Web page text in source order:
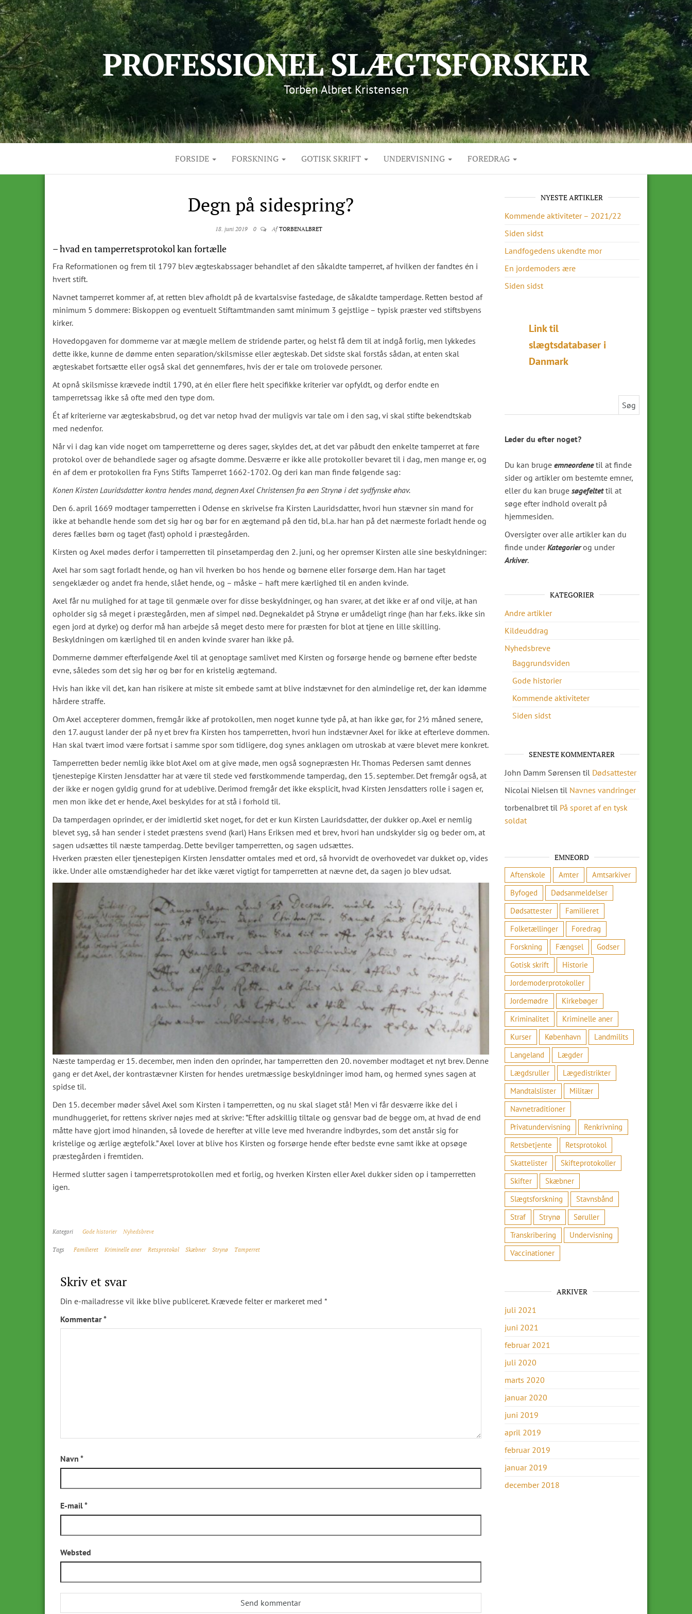
PROFESSIONEL SLÆGTSFORSKER
Torben Albret Kristensen
FORSIDE FORSKNING GOTISK SKRIFT UNDERVISNING FOREDRAG
Degn på sidespring?
18. juni 2019 0 Af TORBENALBRET
– hvad en tamperretsprotokol kan fortælle
Fra Reformationen og frem til 1797 blev ægteskabssager behandlet af den såkaldte tamperret, af hvilken der fandtes én i
hvert stift.
Navnet tamperret kommer af, at retten blev afholdt på de kvartalsvise fastedage, de såkaldte tamperdage. Retten bestod af
minimum 5 dommere: Biskoppen og eventuelt Stiftamtmanden samt minimum 3 gejstlige – typisk præster ved stiftsbyens
kirker.
Hovedopgaven for dommerne var at mægle mellem de stridende parter, og helst få dem til at indgå forlig, men lykkedes
dette ikke, kunne de dømme enten separation/skilsmisse eller ægteskab. Det sidste skal forstås sådan, at enten skal
ægteskabet fortsætte eller også skal det gennemføres, hvis der er tale om trolovede personer.
At opnå skilsmisse krævede indtil 1790, at én eller flere helt specifikke kriterier var opfyldt, og derfor endte en
tamperretssag ikke så ofte med den type dom.
Ét af kriterierne var ægteskabsbrud, og det var netop hvad der muligvis var tale om i den sag, vi skal stifte bekendtskab
med nedenfor.
Når vi i dag kan vide noget om tamperretterne og deres sager, skyldes det, at det var påbudt den enkelte tamperret at føre
protokol over de behandlede sager og afsagte domme. Desværre er ikke alle protokoller bevaret til i dag, men mange er, og
én af dem er protokollen fra Fyns Stifts Tamperret 1662-1702. Og deri kan man finde følgende sag:
Konen Kirsten Lauridsdatter kontra hendes mand, degnen Axel Christensen fra øen Strynø i det sydfynske øhav.
Den 6. april 1669 modtager tamperretten i Odense en skrivelse fra Kirsten Lauridsdatter, hvori hun stævner sin mand for
ikke at behandle hende som det sig hør og bør for en ægtemand på den tid, bl.a. har han på det nærmeste forladt hende og
deres fælles børn og taget (fast) ophold i præstegården.
Kirsten og Axel mødes derfor i tamperretten til pinsetamperdag den 2. juni, og her opremser Kirsten alle sine beskyldninger:
Axel har som sagt forladt hende, og han vil hverken bo hos hende og børnene eller forsørge dem. Han har taget
sengeklæder og andet fra hende, slået hende, og – måske – haft mere kærlighed til en anden kvinde.
Axel får nu mulighed for at tage til genmæle over for disse beskyldninger, og han svarer, at det ikke er af ond vilje, at han
opholder sig så meget i præstegården, men af simpel nød. Degnekaldet på Strynø er umådeligt ringe (han har f.eks. ikke sin
egen jord at dyrke) og derfor må han arbejde så meget desto mere for præsten for blot at tjene en lille skilling.
Beskyldningen om kærlighed til en anden kvinde svarer han ikke på.
Dommerne dømmer efterfølgende Axel til at genoptage samlivet med Kirsten og forsørge hende og børnene efter bedste
evne, således som det sig hør og bør for en kristelig ægtemand.
Hvis han ikke vil det, kan han risikere at miste sit embede samt at blive indstævnet for den almindelige ret, der kan idømme
hårdere straffe.
Om Axel accepterer dommen, fremgår ikke af protokollen, men noget kunne tyde på, at han ikke gør, for 2½ måned senere,
den 17. august lander der på ny et brev fra Kirsten hos tamperretten, hvori hun indstævner Axel for ikke at efterleve dommen.
Han skal tvært imod være fortsat i samme spor som tidligere, dog synes anklagen om utroskab at være blevet mere konkret.
Tamperretten beder nemlig ikke blot Axel om at give møde, men også sognepræsten Hr. Thomas Pedersen samt dennes
tjenestepige Kirsten Jensdatter har at være til stede ved førstkommende tamperdag, den 15. september. Det fremgår også, at
der ikke er nogen gyldig grund for at udeblive. Derimod fremgår det ikke eksplicit, hvad Kirsten Jensdatters rolle i sagen er,
men mon ikke det er hende, Axel beskyldes for at stå i forhold til.
Da tamperdagen oprinder, er der imidlertid sket noget, for det er kun Kirsten Lauridsdatter, der dukker op. Axel er nemlig
blevet syg, så han sender i stedet præstens svend (karl) Hans Eriksen med et brev, hvori han undskylder sig og beder om, at
sagen udsættes til næste tamperdag. Dette bevilger tamperretten, og sagen udsættes.
Hverken præsten eller tjenestepigen Kirsten Jensdatter omtales med et ord, så hvorvidt de overhovedet var dukket op, vides
ikke. Under alle omstændigheder har det ikke været vigtigt for tamperretten at nævne det, da sagen jo blev udsat.
Næste tamperdag er 15. december, men inden den oprinder, har tamperretten den 20. november modtaget et nyt brev. Denne
gang er det Axel, der kontrastævner Kirsten for hendes uretmæssige beskyldninger imod ham, og hermed synes sagen at
spidse til.
Den 15. december møder såvel Axel som Kirsten i tamperretten, og nu skal slaget stå! Men vi får desværre ikke del i
mundhuggeriet, for rettens skriver nøjes med at skrive: ”Efter adskillig tiltale og gensvar bad de begge om, at hvad de end
måtte have gjort imod hinanden, så lovede de herefter at ville leve med hverandre indbyrdes, som det anstår sig for
kristelige og ærlige ægtefolk.” Axel lover at blive hos Kirsten og forsørge hende efter bedste evne samt ikke at opsøge
præstegården i fremtiden.
Hermed slutter sagen i tamperretsprotokollen med et forlig, og hverken Kirsten eller Axel dukker siden op i tamperretten
igen.
Kategori Gode historier Nyhedsbreve
Tags Familieret Kriminelle aner Retsprotokol Skæbner Strynø Tamperret
Skriv et svar
Din e-mailadresse vil ikke blive publiceret. Krævede felter er markeret med *
Kommentar*
Navn *
E-mail*
Websted
NYESTE ARTIKLER
Kommende aktiviteter – 2021/22
Siden sidst
Landfogedens ukendte mor
En jordemoders ære
Siden sidst
Link til
slægtsdatabaser i
Danmark
Leder du efter noget?
Du kan bruge emneordenetil at finde
sider og artikler om bestemte emner,
eller du kan bruge søgefeltettil at
søge efter indhold overalt på
hjemmesiden.
Oversigter over alle artikler kan du
finde underKategorierog under
Arkiver.
KATEGORIER
Andre artikler
Kildeuddrag
Nyhedsbreve
Baggrundsviden
Gode historier
Kommende aktiviteter
Siden sidst
SENESTE KOMMENTARER
John Damm Sørensen til Dødsattester
Nicolai Nielsen til Navnes vandringer
torbenalbrettil På sporet af en tysk
soldat
EMNEORD
Aftenskole
Amter
Amtsarkiver
Byfoged
Dødsanmeldelser
Dødsattester
Familieret
Folketællinger
Foredrag
Forskning
Fængsel
Godser
Gotisk skrift
Historie
Jordemoderprotokoller
Jordemødre
Kirkebøger
Kriminalitet
Kriminelle aner
Kurser
København
Landmilits
Langeland
Lægder
Lægdsruller
Lægedistrikter
Mandtalslister
Militær
Navnetraditioner
Privatundervisning
Renkrivning
Retsbetjente
Retsprotokol
Skattelister
Skifteprotokoller
Skifter
Skæbner
Slægtsforskning
Stavnsbånd
Straf
Strynø
Søruller
Transkribering
Undervisning
Vaccinationer
ARKIVER
juli 2021
juni 2021
februar 2021
juli 2020
marts 2020
januar 2020
juni 2019
april 2019
februar 2019
januar 2019
december 2018